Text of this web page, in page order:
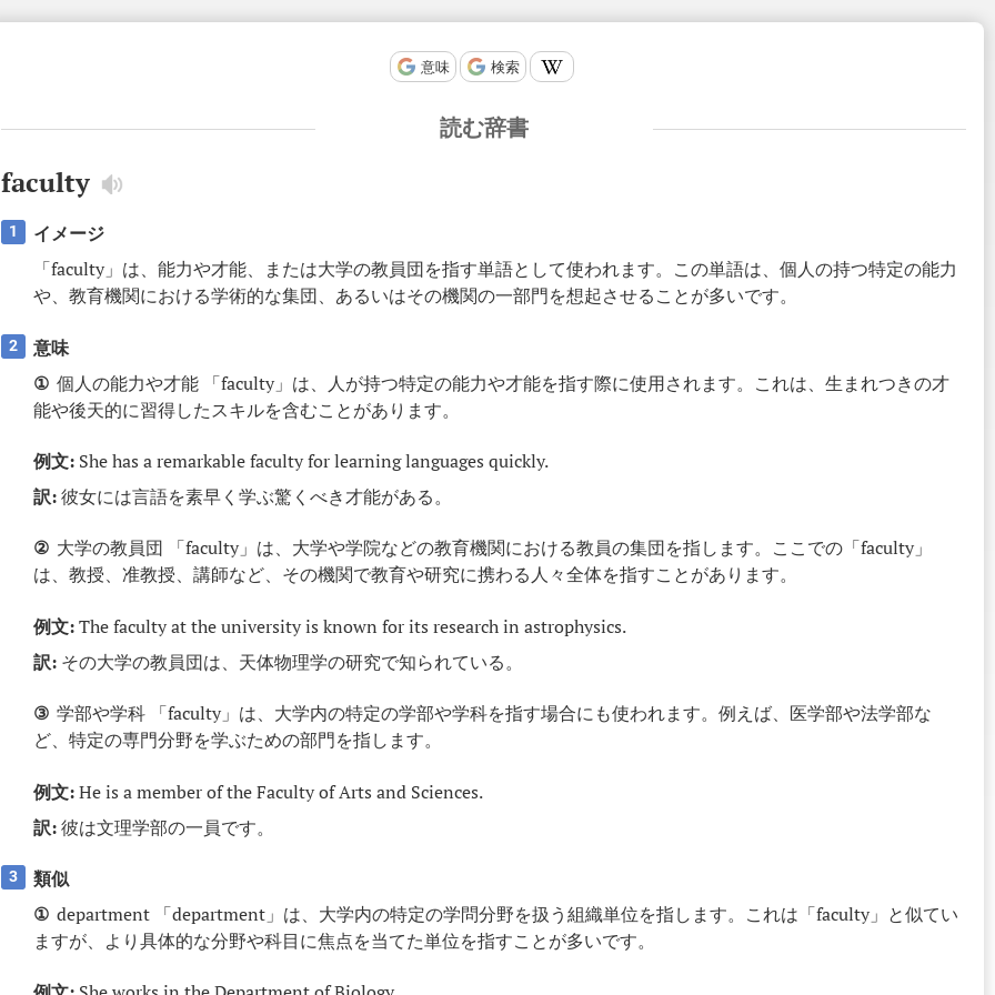
意味 検索
読む辞書
faculty
1
イメージ
「faculty」は、能力や才能、または大学の教員団を指す単語として使われます。この単語は、個人の持つ特定の能力
や、教育機関における学術的な集団、あるいはその機関の一部門を想起させることが多いです。
2
意味
① 個人の能力や才能 「faculty」は、人が持つ特定の能力や才能を指す際に使用されます。これは、生まれつきの才
能や後天的に習得したスキルを含むことがあります。
例文:She has a remarkable faculty for learning languages quickly.
訳:彼女には言語を素早く学ぶ驚くべき才能がある。
② 大学の教員団 「faculty」は、大学や学院などの教育機関における教員の集団を指します。ここでの「faculty」
は、教授、准教授、講師など、その機関で教育や研究に携わる人々全体を指すことがあります。
例文:The faculty at the university is known for its research in astrophysics.
訳:その大学の教員団は、天体物理学の研究で知られている。
③ 学部や学科 「faculty」は、大学内の特定の学部や学科を指す場合にも使われます。例えば、医学部や法学部な
ど、特定の専門分野を学ぶための部門を指します。
例文:He is a member of the Faculty of Arts and Sciences.
訳:彼は文理学部の一員です。
3
類似
① department 「department」は、大学内の特定の学問分野を扱う組織単位を指します。これは「faculty」と似てい
ますが、より具体的な分野や科目に焦点を当てた単位を指すことが多いです。